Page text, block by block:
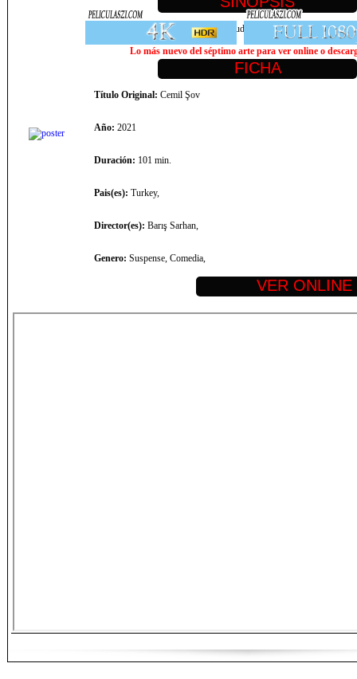
Cemil, un aspirante a actor hace una audición para el papel de
Lo más nuevo del séptimo arte para ver online o
Título Original: Cemil Şov
Año: 2021
Duración: 101 min.
Pais(es): Turkey,
Director(es): Barış Sarhan,
Genero: Suspense, Comedia,